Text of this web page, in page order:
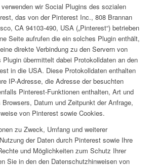
wir Social Plugins des sozialen
das von der Pinterest Inc., 808 Brannan
CA 94103-490, USA („Pinterest“) betrieben
Seite aufrufen die ein solches Plugin enthält,
direkte Verbindung zu den Servern von
Plugin übermittelt dabei Protokolldaten an den
in die USA. Diese Protokolldaten enthalten
IP-Adresse, die Adresse der besuchten
Pinterest-Funktionen enthalten, Art und
Datum und Zeitpunkt der Anfrage,
von Pinterest sowie Cookies.
zu Zweck, Umfang und weiterer
der Daten durch Pinterest sowie Ihre
und Möglichkeiten zum Schutz Ihrer
Sie in den den Datenschutzhinweisen von